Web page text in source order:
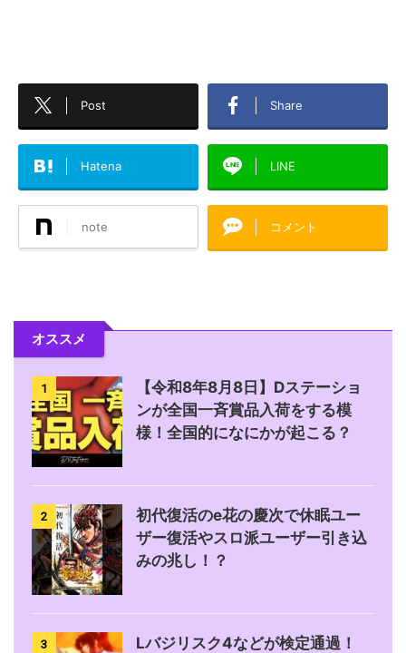
Post Share
Hatena LINE
note コメント
オススメ
1
【令和8年8月8日】Dステーショ
ンが全国一斉賞品入荷をする模
様！全国的になにかが起こる？
2
初代復活のe花の慶次で休眠ユー
ザー復活やスロ派ユーザー引き込
みの兆し！？
3 Lバジリスク4などが検定通過！